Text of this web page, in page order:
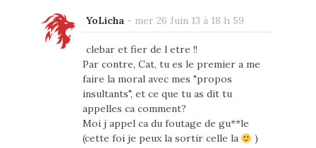
YoLicha- mer 26 Juin 13 à 18 h 59
clebar et fier de l etre !!
Par contre, Cat, tu es le premier a me
faire la moral avec mes "propos
insultants", et ce que tu as dit tu
appelles ca comment?
Moi j appel ca du foutage de gu**le
(cette foi je peux la sortir celle la
)